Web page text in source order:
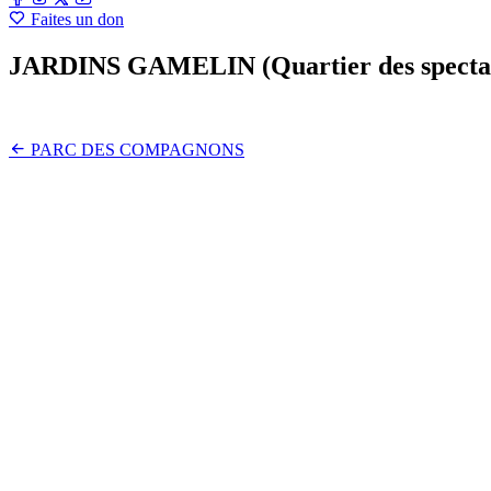
Faites un don
JARDINS GAMELIN (Quartier des
PARC DES COMPAGNONS